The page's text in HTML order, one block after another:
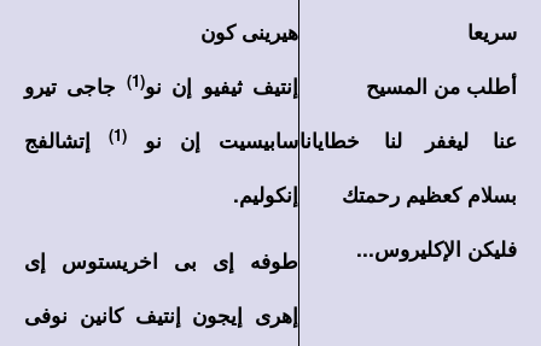
سريعا
أطلب من المسيح
عنا ليغفر لنا خطايانا
بسلام كعظيم رحمتك
فليكن الإكليروس...
هيرينى كون
إنتيف ثيفيو إن نو(1)
جاجى تيرو
سابيسيت إن نو (1) إتشالفج
إنكوليم.
طوفه إى بى اخريستوس إى
إهرى إيجون إنتيف كانين نوفى